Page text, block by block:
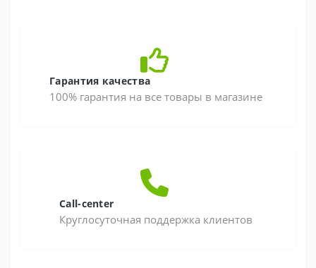
Гарантия качества
100% гарантия на все товары в магазине
Call-center
Круглосуточная поддержка клиентов